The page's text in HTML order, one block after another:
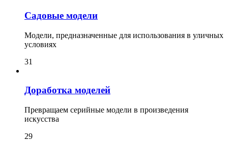
Садовые модели
Модели, предназначенные для использования в уличных
условиях
31
Доработка моделей
Превращаем серийные модели в произведения
искусства
29